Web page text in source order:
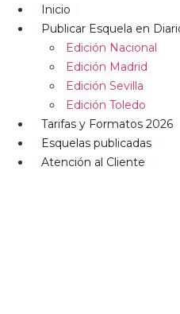
Inicio
Publicar Esquela en
Edición Nacional
Edición Madrid
Edición Sevilla
Edición Toledo
Tarifas y Formatos 2026
Esquelas publicadas
Atención al Cliente